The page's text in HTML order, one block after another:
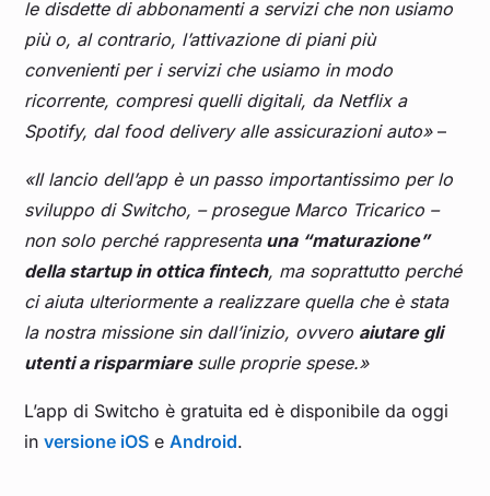
le disdette di abbonamenti a servizi che non usiamo
più o, al contrario, l’attivazione di piani più
convenienti per i servizi che usiamo in modo
ricorrente, compresi quelli digitali, da Netflix a
Spotify, dal food delivery alle assicurazioni auto»–
«Il lancio dell’app è un passo importantissimo per lo
sviluppo di Switcho, – prosegue Marco Tricarico –
non solo perché rappresentauna “maturazione”
della startup in ottica fintech, ma soprattutto perché
ci aiuta ulteriormente a realizzare quella che è stata
la nostra missione sin dall’inizio, ovvero aiutare gli
utenti a risparmiare sulle proprie spese.»
L’app di Switcho è gratuita ed è disponibile da oggi
inversione iOS e Android.